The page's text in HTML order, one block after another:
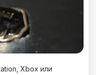
Xbox или